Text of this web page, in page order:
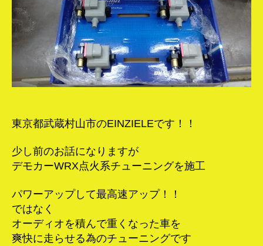
ニ
ン
グ！！
へ
の
東京都武蔵村山市のEINZIELEです！！
少し前のお話になりますが
デモカーWRX点火系チューニングを施工
パワーアップして最高速アップ！！
ではなく
オーディオを積んで重くなった車を
爽快に走らせる為のチューニングです